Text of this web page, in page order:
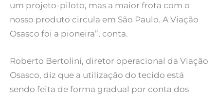
um projeto-piloto, mas a maior frota com o
nosso produto circula em São Paulo. A Viação
Osasco foi a pioneira”, conta.
Roberto Bertolini, diretor operacional da Viação
Osasco, diz que a utilização do tecido está
sendo feita de forma gradual por conta dos